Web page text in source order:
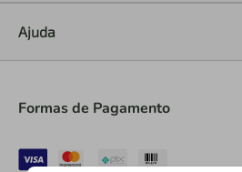
Ajuda
Formas de Pagamento